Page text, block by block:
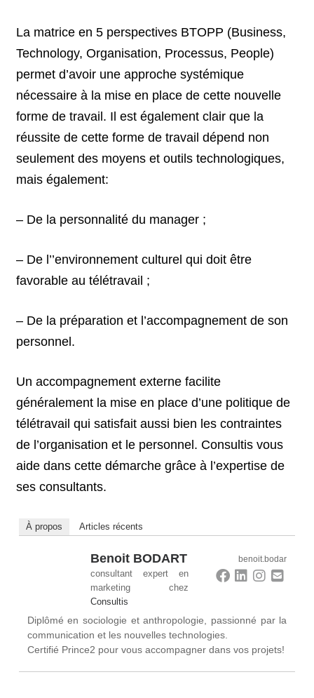
La matrice en 5 perspectives BTOPP (Business,
Technology, Organisation, Processus, People)
permet d’avoir une approche systémique
nécessaire à la mise en place de cette nouvelle
forme de travail. Il est également clair que la
réussite de cette forme de travail dépend non
seulement des moyens et outils technologiques,
mais également:
– De la personnalité du manager ;
– De l’’environnement culturel qui doit être
favorable au télétravail ;
– De la préparation et l’accompagnement de son
personnel.
Un accompagnement externe facilite
généralement la mise en place d’une politique de
télétravail qui satisfait aussi bien les contraintes
de l’organisation et le personnel. Consultis vous
aide dans cette démarche grâce à l’expertise de
ses consultants.
À propos Articles récents
benoit.bodar
Benoit BODART
consultant expert en
marketingchez
Consultis
Diplômé en sociologie et anthropologie, passionné par la
communication et les nouvelles technologies.
Certifié Prince2 pour vous accompagner dans vos projets!